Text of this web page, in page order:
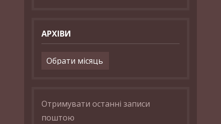
АРХІВИ
Архіви
Отримувати останні записи
поштою